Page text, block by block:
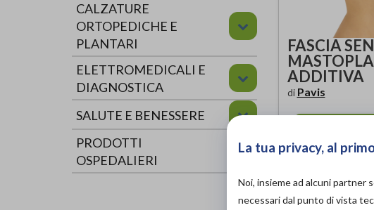
CALZATURE
ORTOPEDICHE E
PLANTARI
ELETTROMEDICALI E
DIAGNOSTICA
SALUTE E BENESSERE
PRODOTTI
OSPEDALIERI
FASCIA
ADDITIVA
di Pavis
La tua privacy, al
Noi, insieme ad alcuni partner
necessari dal punto di vista